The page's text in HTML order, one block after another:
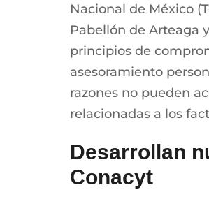
Nacional de México
Pabellón de Arteaga
principios de
asesoramiento
razones no pueden
relacionadas a los
Desarrollan
Conacyt